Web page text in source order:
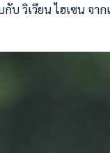
บ วิเวียน ไฮเซน จา